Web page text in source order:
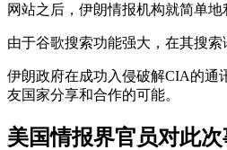
网站之后，伊朗情报机构就简单
由于谷歌搜索功能强大，在其搜索
伊朗政府在成功入侵破解CIA的通
友国家分享和合作的可能。
美国情报界官员对此